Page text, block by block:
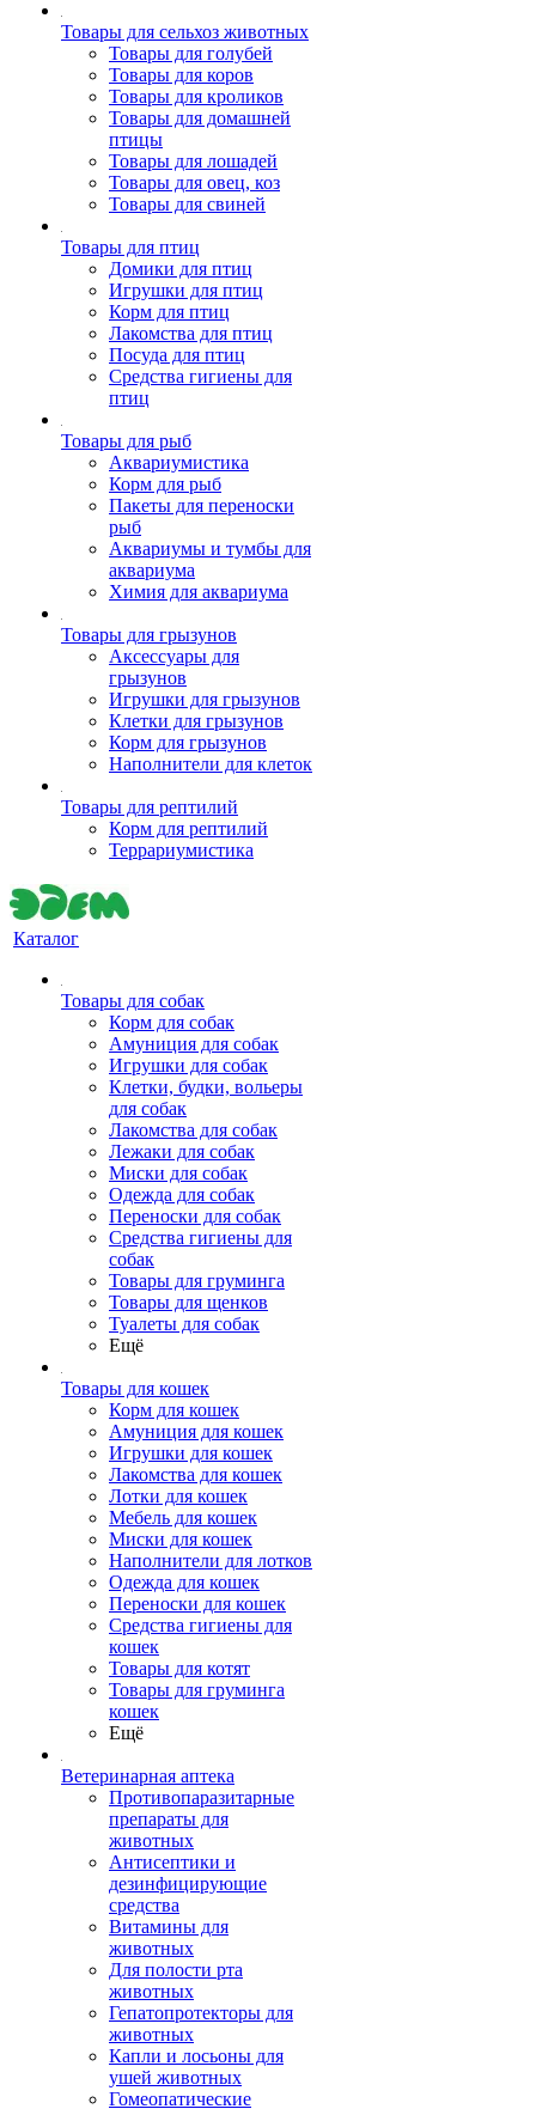
Товары для сельхоз животных
Товары для голубей
Товары для коров
Товары для кроликов
Товары для домашней
птицы
Товары для лошадей
Товары для овец, коз
Товары для свиней
Товары для птиц
Домики для птиц
Игрушки для птиц
Корм для птиц
Лакомства для птиц
Посуда для птиц
Средства гигиены для
птиц
Товары для рыб
Аквариумистика
Корм для рыб
Пакеты для переноски
рыб
Аквариумы и тумбы для
аквариума
Химия для аквариума
Товары для грызунов
Аксессуары для
грызунов
Игрушки для грызунов
Клетки для грызунов
Корм для грызунов
Наполнители для клеток
Товары для рептилий
Корм для рептилий
Террариумистика
Каталог
Товары для собак
Корм для собак
Амуниция для собак
Игрушки для собак
Клетки, будки, вольеры
для собак
Лакомства для собак
Лежаки для собак
Миски для собак
Одежда для собак
Переноски для собак
Средства гигиены для
собак
Товары для груминга
Товары для щенков
Туалеты для собак
Ещё
Товары для кошек
Корм для кошек
Амуниция для кошек
Игрушки для кошек
Лакомства для кошек
Лотки для кошек
Мебель для кошек
Миски для кошек
Наполнители для лотков
Одежда для кошек
Переноски для кошек
Средства гигиены для
кошек
Товары для котят
Товары для груминга
кошек
Ещё
Ветеринарная аптека
Противопаразитарные
препараты для
животных
Антисептики и
дезинфицирующие
средства
Витамины для
животных
Для полости рта
животных
Гепатопротекторы для
животных
Капли и лосьоны для
ушей животных
Гомеопатические